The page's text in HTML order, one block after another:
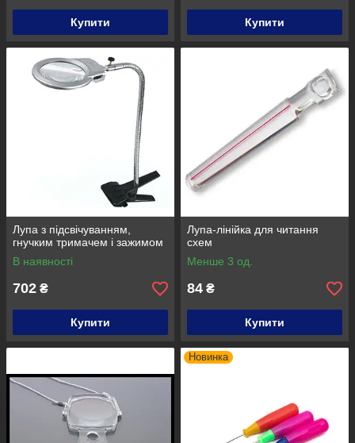
Купити Купити
Лупа з підсвічуванням,
гнучким тримачем і зажимом
В наявності
702 ₴
Купити
Лупа-лінійка для читання
схем
Менше 3 од.
84 ₴
Купити
Новинка